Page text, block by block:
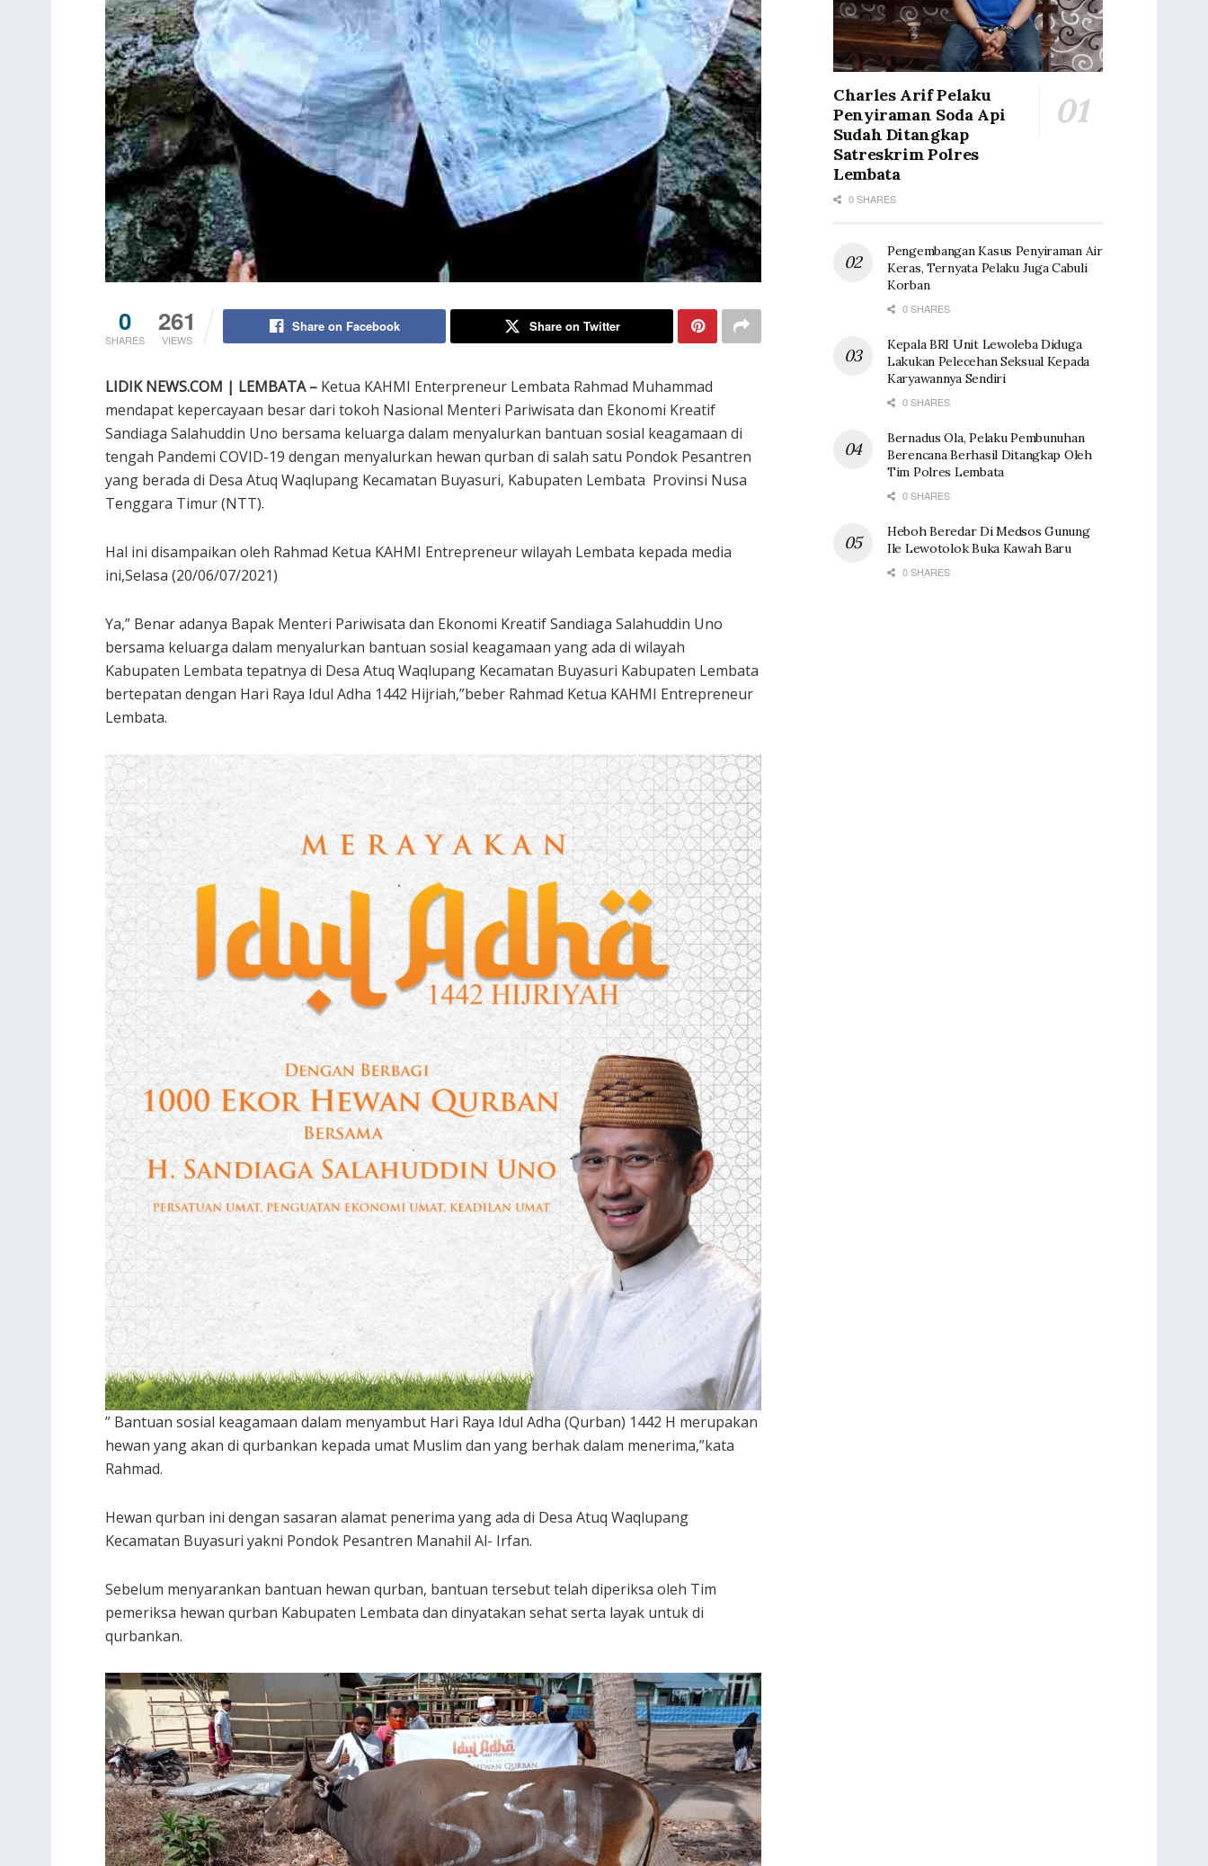
0
SHARES
261
VIEWS
Share on Facebook Share on Twitter
LIDIK NEWS.COM | LEMBATA – Ketua KAHMI Enterpreneur Lembata Rahmad Muhammad
mendapat kepercayaan besar dari tokoh Nasional Menteri Pariwisata dan Ekonomi Kreatif
Sandiaga Salahuddin Uno bersama keluarga dalam menyalurkan bantuan sosial keagamaan di
tengah Pandemi COVID-19 dengan menyalurkan hewan qurban di salah satu Pondok Pesantren
yang berada di Desa Atuq Waqlupang Kecamatan Buyasuri, Kabupaten Lembata Provinsi Nusa
Tenggara Timur (NTT).
Hal ini disampaikan oleh Rahmad Ketua KAHMI Entrepreneur wilayah Lembata kepada media
ini,Selasa (20/06/07/2021)
Ya,” Benar adanya Bapak Menteri Pariwisata dan Ekonomi Kreatif Sandiaga Salahuddin Uno
bersama keluarga dalam menyalurkan bantuan sosial keagamaan yang ada di wilayah
Kabupaten Lembata tepatnya di Desa Atuq Waqlupang Kecamatan Buyasuri Kabupaten Lembata
bertepatan dengan Hari Raya Idul Adha 1442 Hijriah,”beber Rahmad Ketua KAHMI Entrepreneur
Lembata.
” Bantuan sosial keagamaan dalam menyambut Hari Raya Idul Adha (Qurban) 1442 H merupakan
hewan yang akan di qurbankan kepada umat Muslim dan yang berhak dalam menerima,”kata
Rahmad.
Hewan qurban ini dengan sasaran alamat penerima yang ada di Desa Atuq Waqlupang
Kecamatan Buyasuri yakni Pondok Pesantren Manahil Al- Irfan.
Sebelum menyarankan bantuan hewan qurban, bantuan tersebut telah diperiksa oleh Tim
pemeriksa hewan qurban Kabupaten Lembata dan dinyatakan sehat serta layak untuk di
qurbankan.
Charles Arif Pelaku
Penyiraman Soda Api
Sudah Ditangkap
Satreskrim Polres
Lembata
0 SHARES
Pengembangan Kasus Penyiraman Air
Keras, Ternyata Pelaku Juga Cabuli
Korban
0 SHARES
Kepala BRI Unit Lewoleba Diduga
Lakukan Pelecehan Seksual Kepada
Karyawannya Sendiri
0 SHARES
Bernadus Ola, Pelaku Pembunuhan
Berencana Berhasil Ditangkap Oleh
Tim Polres Lembata
0 SHARES
Heboh Beredar Di Medsos Gunung
Ile Lewotolok Buka Kawah Baru
0 SHARES